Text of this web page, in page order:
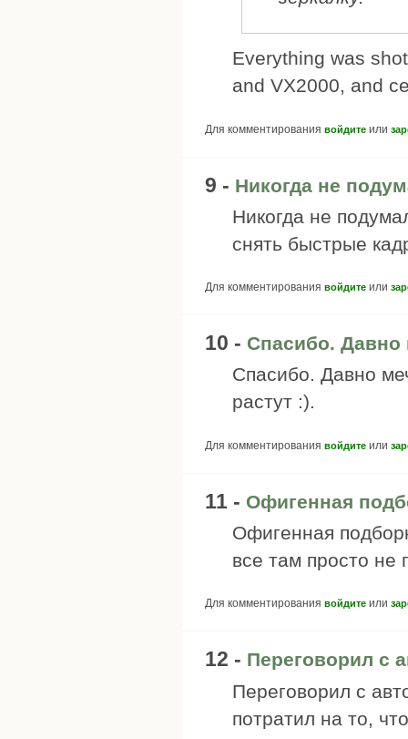
Everything was
and VX2000, and
Для комментирования войдите или
9 - Никогда не
Никогда не
снять быстрые
Для комментирования войдите или
10 - Спасибо. Давно
Спасибо. Давно
растут :).
Для комментирования войдите или
11 - Офигенная
Офигенная
все там просто не
Для комментирования войдите или
12 - Переговорил с
Переговорил с
потратил на то,